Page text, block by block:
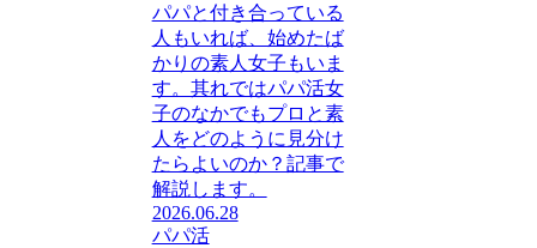
パパと付き合っている
人もいれば、始めたば
かりの素人女子もいま
す。其れではパパ活女
子のなかでもプロと素
人をどのように見分け
たらよいのか？記事で
解説します。
2026.06.28
パパ活